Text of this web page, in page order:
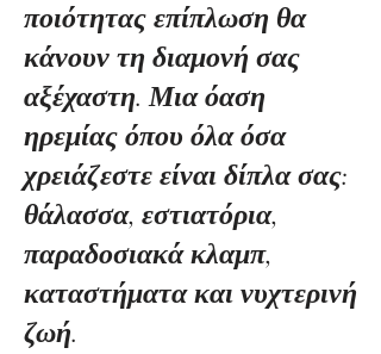
ποιότητας επίπλωση θα
κάνουν τη διαμονή σας
αξέχαστη. Μια όαση
ηρεμίας όπου όλα όσα
χρειάζεστε είναι δίπλα σας:
θάλασσα, εστιατόρια,
παραδοσιακά κλαμπ,
καταστήματα και νυχτερινή
ζωή.